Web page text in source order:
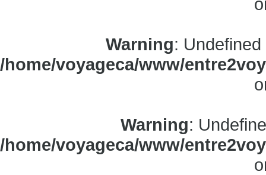
Warning:
/home/voyageca/www/
Warning:
/home/voyageca/www/